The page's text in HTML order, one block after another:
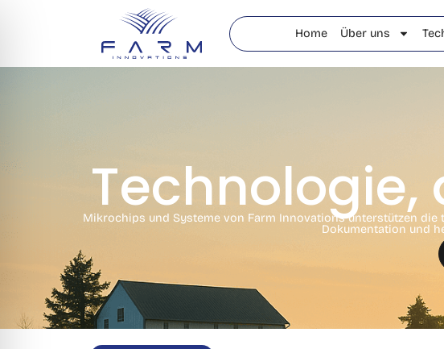
Home Über uns
Mikrochips und Systeme von Farm Innovations unterstützen
Dokumentation und